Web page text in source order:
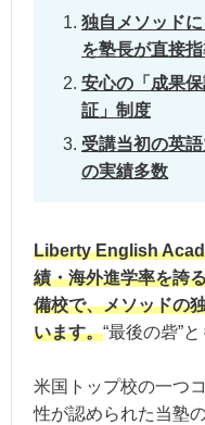
入会金
割引・保証制度
オンライン受講
独自メソッド
を塾長が直接
安心の「成果
証」制度
受講当初の英
の実績多数
Liberty English
績・海外進学率を誇
備校で、メソッドの
います。“最後の砦”
米国トップ校の一つ
性が認められた当塾